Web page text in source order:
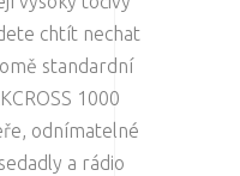
chtít nechat
standardní
1000
odnímatelné
a rádio